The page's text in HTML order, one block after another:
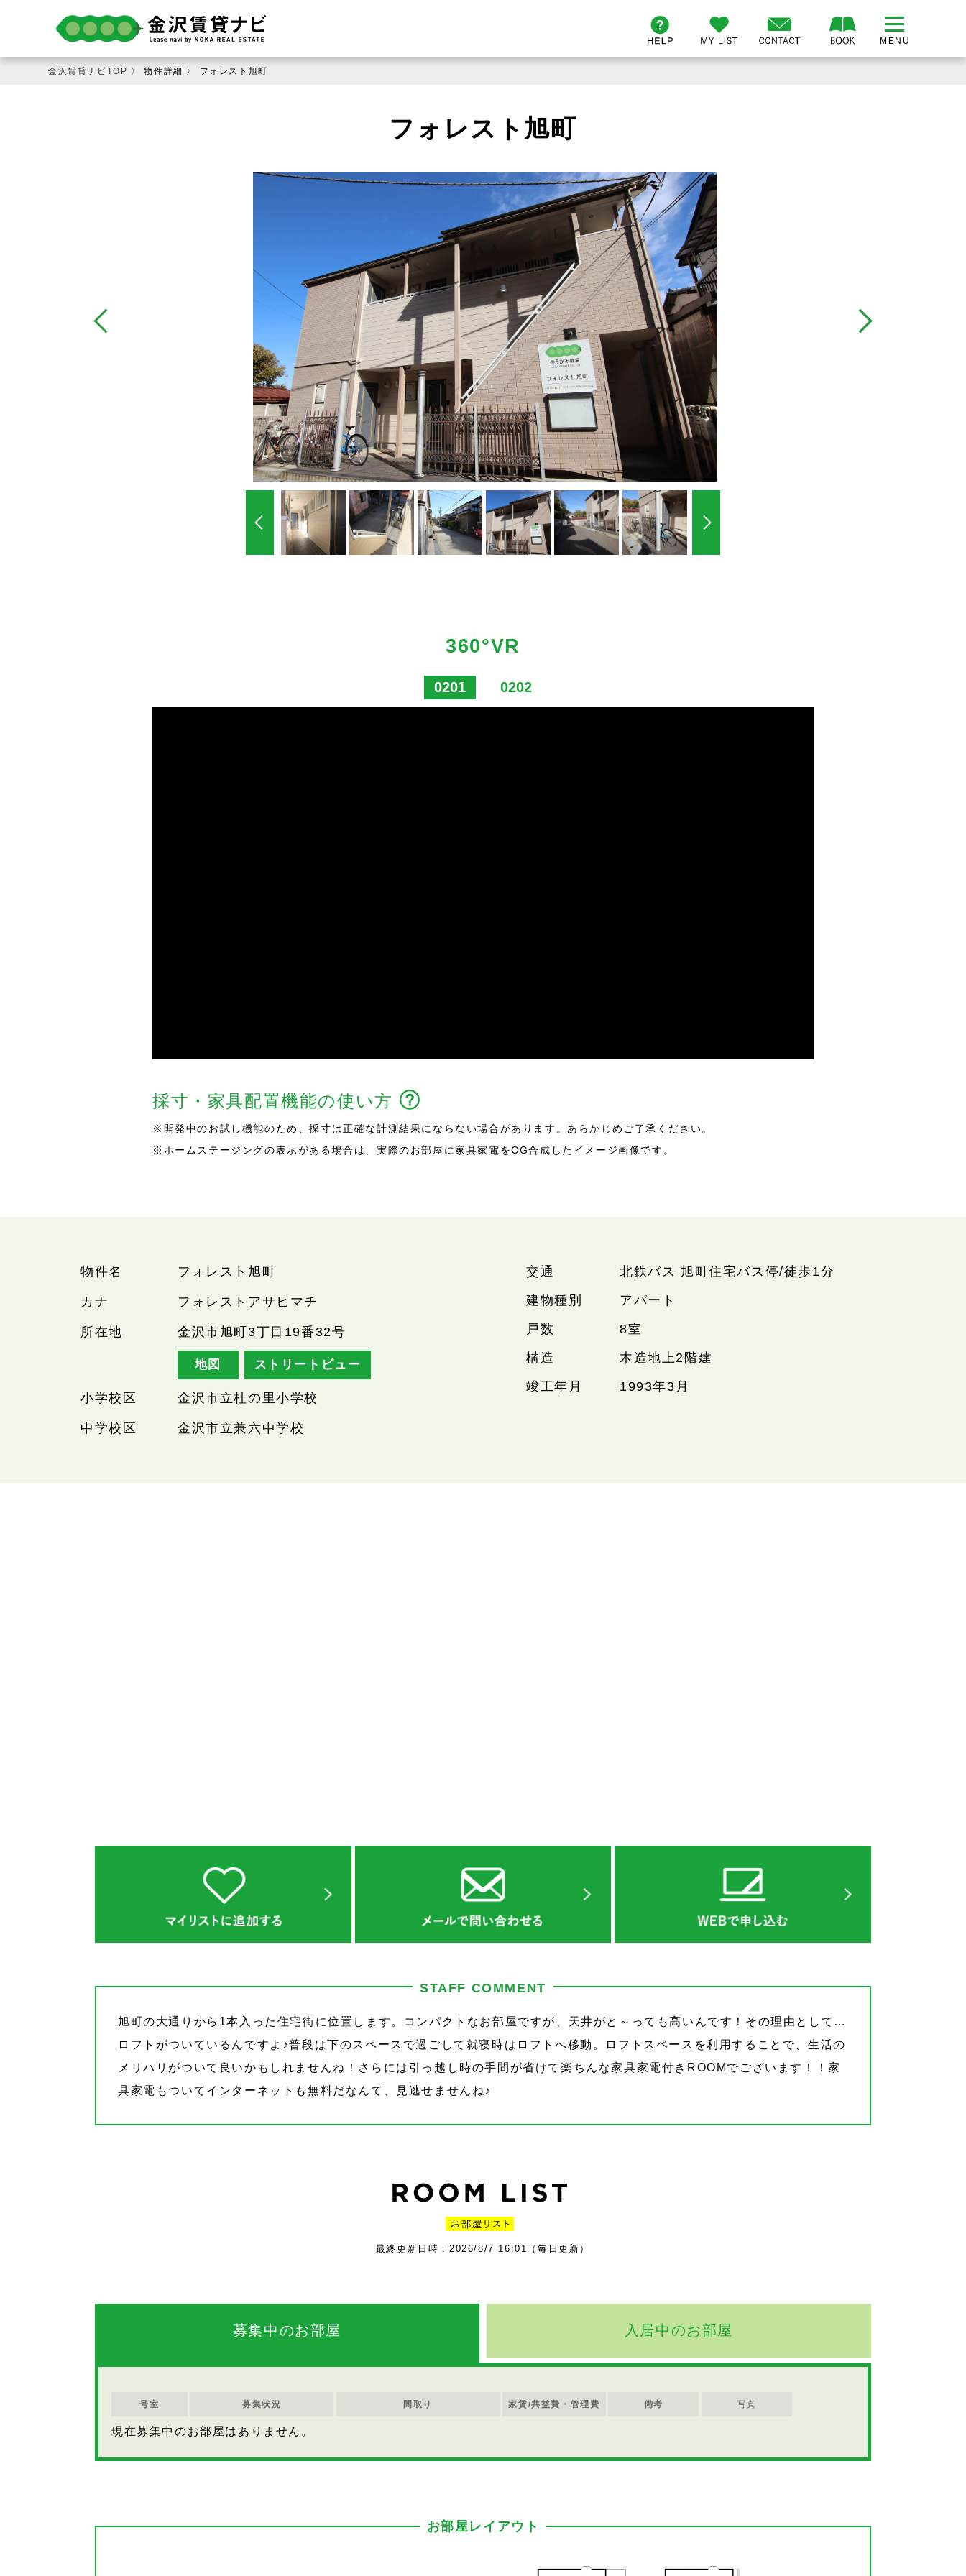
金沢賃貸ナビTOP 〉 物件詳細 〉 フォレスト旭町
フォレスト旭町
360°VR
0201 0202
採寸・家具配置機能の使い方
※開発中のお試し機能のため、採寸は正確な計測結果にならない場合があります。あらかじめご了承ください。
※ホームステージングの表示がある場合は、実際のお部屋に家具家電をCG合成したイメージ画像です。
物件名 フォレスト旭町
カナ フォレストアサヒマチ
所在地 金沢市旭町3丁目19番32号
地図 ストリートビュー
小学校区 金沢市立杜の里小学校
中学校区 金沢市立兼六中学校
交通
北鉄バス 旭町住宅バス停/徒歩1分
建物種別
アパート
戸数
8室
構造
木造地上2階建
竣工年月
1993年3月
STAFF COMMENT
旭町の大通りから1本入った住宅街に位置します。コンパクトなお部屋ですが、天井がと～っても高いんです！その理由として…
ロフトがついているんですよ♪普段は下のスペースで過ごして就寝時はロフトへ移動。ロフトスペースを利用することで、生活の
メリハリがついて良いかもしれませんね！さらには引っ越し時の手間が省けて楽ちんな家具家電付きROOMでございます！！家
具家電もついてインターネットも無料だなんて、見逃せませんね♪
最終更新日時：2026/8/7 16:01（毎日更新）
募集中のお部屋 入居中のお部屋
号室 募集状況 間取り 家賃/共益費・管理費 備考 写真
現在募集中のお部屋はありません。
お部屋レイアウト